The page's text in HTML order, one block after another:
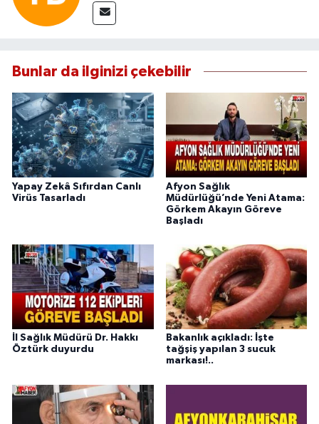
Bunlar da ilginizi çekebilir
Yapay Zekâ Sıfırdan Canlı
Virüs Tasarladı
Afyon Sağlık
Müdürlüğü’nde Yeni Atama:
Görkem Akayın Göreve
Başladı
İl Sağlık Müdürü Dr. Hakkı
Öztürk duyurdu
Bakanlık açıkladı: İşte
tağşiş yapılan 3 sucuk
markası!..